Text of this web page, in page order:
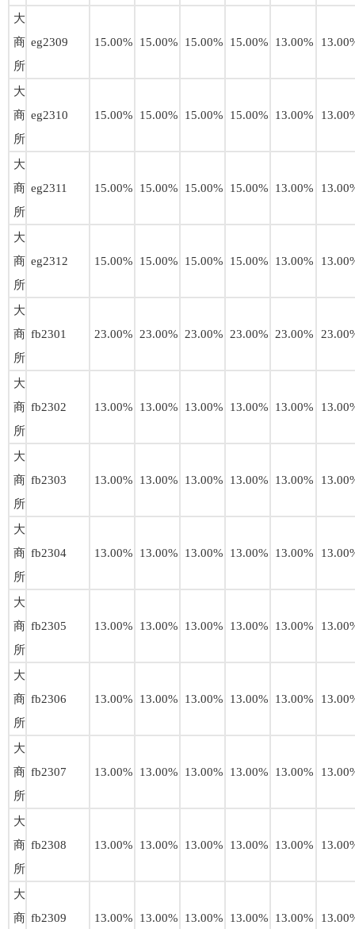
大
商
所
eg2309 15.00% 15.00% 15.00% 15.00% 13.00%
大
商
所
eg2310 15.00% 15.00% 15.00% 15.00% 13.00%
大
商
所
eg2311 15.00% 15.00% 15.00% 15.00% 13.00%
大
商
所
eg2312 15.00% 15.00% 15.00% 15.00% 13.00%
大
商
所
fb2301 23.00% 23.00% 23.00% 23.00% 23.00%
大
商
所
fb2302 13.00% 13.00% 13.00% 13.00% 13.00%
大
商
所
fb2303 13.00% 13.00% 13.00% 13.00% 13.00%
大
商
所
fb2304 13.00% 13.00% 13.00% 13.00% 13.00%
大
商
所
fb2305 13.00% 13.00% 13.00% 13.00% 13.00%
大
商
所
fb2306 13.00% 13.00% 13.00% 13.00% 13.00%
大
商
所
fb2307 13.00% 13.00% 13.00% 13.00% 13.00%
大
商
所
fb2308 13.00% 13.00% 13.00% 13.00% 13.00%
大
商 fb2309 13.00% 13.00% 13.00% 13.00% 13.00%